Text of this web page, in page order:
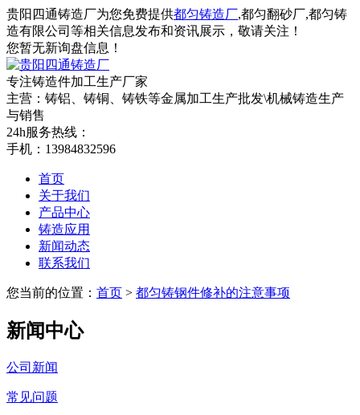
贵阳四通铸造厂为您免费提供都匀铸造厂,都匀翻砂厂,都匀铸
造有限公司等相关信息发布和资讯展示，敬请关注！
您暂无新询盘信息！
专注铸造件加工生产厂家
主营：铸铝、铸铜、铸铁等金属加工生产批发\机械铸造生产
与销售
24h服务热线：
手机：13984832596
首页
关于我们
产品中心
铸造应用
新闻动态
联系我们
您当前的位置： 首页 > 都匀铸钢件修补的注意事项
新闻中心
公司新闻
常见问题